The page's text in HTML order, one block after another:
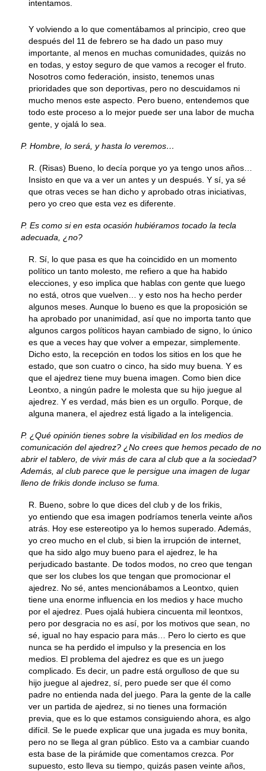
intentamos.
Y volviendo a lo que comentábamos al principio, creo que
después del 11 de febrero se ha dado un paso muy
importante, al menos en muchas comunidades, quizás no
en todas, y estoy seguro de que vamos a recoger el fruto.
Nosotros como federación, insisto, tenemos unas
prioridades que son deportivas, pero no descuidamos ni
mucho menos este aspecto. Pero bueno, entendemos que
todo este proceso a lo mejor puede ser una labor de mucha
gente, y ojalá lo sea.
P. Hombre, lo será, y hasta lo veremos…
R. (Risas) Bueno, lo decía porque yo ya tengo unos años…
Insisto en que va a ver un antes y un después. Y sí, ya sé
que otras veces se han dicho y aprobado otras iniciativas,
pero yo creo que esta vez es diferente.
P. Es como si en esta ocasión hubiéramos tocado la tecla
adecuada, ¿no?
R. Sí, lo que pasa es que ha coincidido en un momento
político un tanto molesto, me refiero a que ha habido
elecciones, y eso implica que hablas con gente que luego
no está, otros que vuelven… y esto nos ha hecho perder
algunos meses. Aunque lo bueno es que la proposición se
ha aprobado por unanimidad, así que no importa tanto que
algunos cargos políticos hayan cambiado de signo, lo único
es que a veces hay que volver a empezar, simplemente.
Dicho esto, la recepción en todos los sitios en los que he
estado, que son cuatro o cinco, ha sido muy buena. Y es
que el ajedrez tiene muy buena imagen. Como bien dice
Leontxo, a ningún padre le molesta que su hijo juegue al
ajedrez. Y es verdad, más bien es un orgullo. Porque, de
alguna manera, el ajedrez está ligado a la inteligencia.
P. ¿Qué opinión tienes sobre la visibilidad en los medios de
comunicación del ajedrez? ¿No crees que hemos pecado de no
abrir el tablero, de vivir más de cara al club que a la sociedad?
Además, al club parece que le persigue una imagen de lugar
lleno de frikis donde incluso se fuma.
R. Bueno, sobre lo que dices del club y de los frikis,
yo entiendo que esa imagen podríamos tenerla veinte años
atrás. Hoy ese estereotipo ya lo hemos superado. Además,
yo creo mucho en el club, si bien la irrupción de internet,
que ha sido algo muy bueno para el ajedrez, le ha
perjudicado bastante. De todos modos, no creo que tengan
que ser los clubes los que tengan que promocionar el
ajedrez. No sé, antes mencionábamos a Leontxo, quien
tiene una enorme influencia en los medios y hace mucho
por el ajedrez. Pues ojalá hubiera cincuenta mil leontxos,
pero por desgracia no es así, por los motivos que sean, no
sé, igual no hay espacio para más… Pero lo cierto es que
nunca se ha perdido el impulso y la presencia en los
medios. El problema del ajedrez es que es un juego
complicado. Es decir, un padre está orgulloso de que su
hijo juegue al ajedrez, sí, pero puede ser que él como
padre no entienda nada del juego. Para la gente de la calle
ver un partida de ajedrez, si no tienes una formación
previa, que es lo que estamos consiguiendo ahora, es algo
difícil. Se le puede explicar que una jugada es muy bonita,
pero no se llega al gran público. Esto va a cambiar cuando
esta base de la pirámide que comentamos crezca. Por
supuesto, esto lleva su tiempo, quizás pasen veinte años,